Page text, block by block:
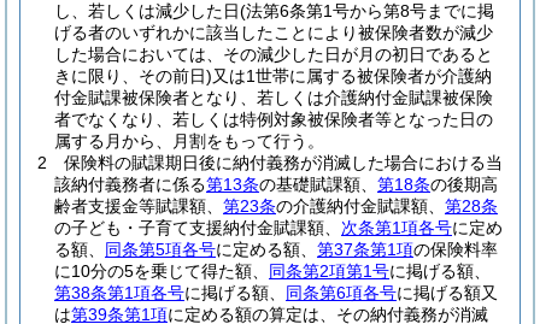
し、若しくは減少した日(法第6条第1号から第8号までに掲
げる者のいずれかに該当したことにより被保険者数が減少
した場合においては、その減少した日が月の初日であると
きに限り、その前日)又は1世帯に属する被保険者が介護納
付金賦課被保険者となり、若しくは介護納付金賦課被保険
者でなくなり、若しくは特例対象被保険者等となった日の
属する月から、月割をもって行う。
2
保険料の賦課期日後に納付義務が消滅した場合における当
該納付義務者に係る第13条の基礎賦課額、 第18条の後期高
齢者支援金等賦課額、 第23条の介護納付金賦課額、 第28条
の子ども・子育て支援納付金賦課額、 次条第1項各号に定め
る額、 同条第5項各号に定める額、 第37条第1項の保険料率
に10分の5を乗じて得た額、 同条第2項第1号に掲げる額、
第38条第1項各号に掲げる額、 同条第6項各号に掲げる額又
は第39条第1項に定める額の算定は、その納付義務が消滅